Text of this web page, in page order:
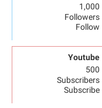
1,000
Followers
Follow
Youtube
500
Subscribers
Subscribe